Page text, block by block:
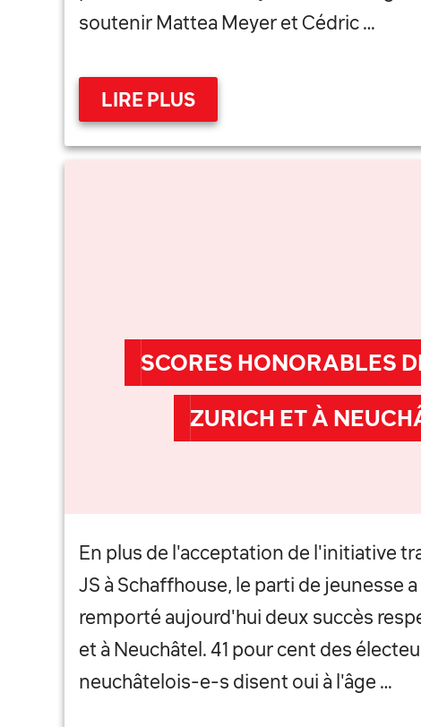
soutenir Mattea Meyer et Cédric …
LIRE PLUS
SCORES HONORABLES
ZURICH ET À
En plus de l'acceptation de l'initiative
JS à Schaffhouse, le parti de jeunesse
remporté aujourd'hui deux succès
et à Neuchâtel. 41 pour cent des
neuchâtelois-e-s disent oui à l'âge …